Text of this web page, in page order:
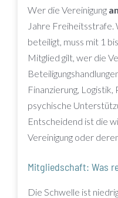
Wer die Vereinigung
Jahre Freiheitsstrafe.
beteiligt, muss mit 1
Mitglied gilt, wer die
Finanzierung,
psychische
Entscheidend ist die
Vereinigung oder
Mitgliedschaft: Was
Die Schwelle ist